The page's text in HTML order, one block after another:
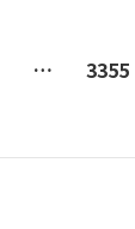
… 3355